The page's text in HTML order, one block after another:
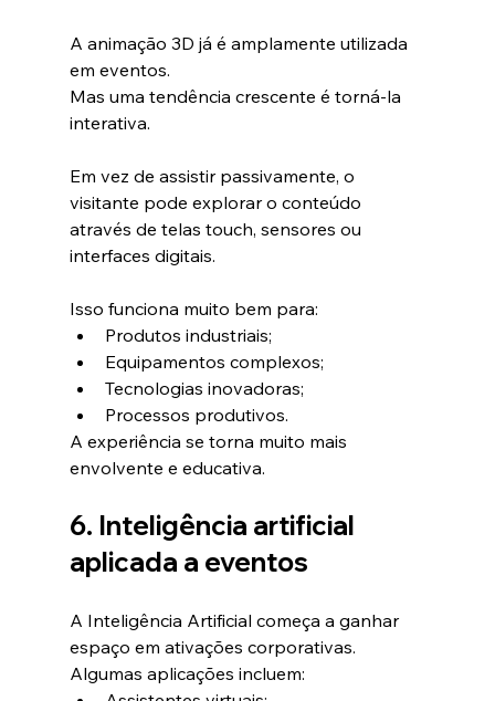
A animação 3D já é amplamente utilizada
em eventos.
Mas uma tendência crescente é torná-la
interativa.
Em vez de assistir passivamente, o
visitante pode explorar o conteúdo
através de telas touch, sensores ou
interfaces digitais.
Isso funciona muito bem para:
Produtos industriais;
Equipamentos complexos;
Tecnologias inovadoras;
Processos produtivos.
A experiência se torna muito mais
envolvente e educativa.
6. Inteligência artificial
aplicada a eventos
A Inteligência Artificial começa a ganhar
espaço em ativações corporativas.
Algumas aplicações incluem: